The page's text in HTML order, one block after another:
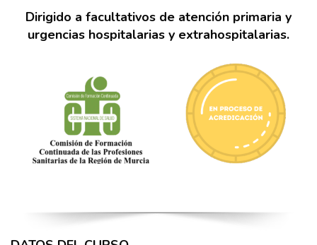
Dirigido a facultativos de atención primaria y
urgencias hospitalarias y extrahospitalarias.